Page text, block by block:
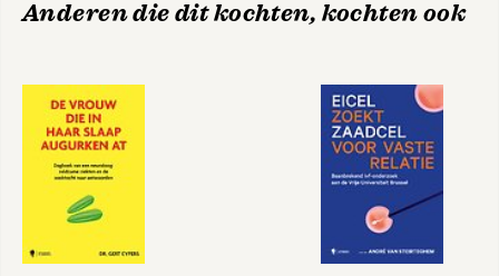
Anderen die dit kochten, kochten ook